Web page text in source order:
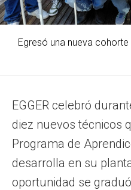
Egresó una nueva
EGGER celebró
diez nuevos técnicos
Programa de
desarrolla en su
oportunidad se